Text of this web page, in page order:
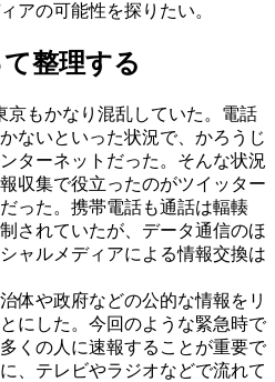
アの可能性を探りたい。
整理する
もかなり混乱していた。電話
ないといった状況で、かろうじ
ターネットだった。そんな状況
収集で役立ったのがツイッター
った。携帯電話も通話は輻輳
されていたが、データ通信のほ
ャルメディアによる情報交換は
体や政府などの公的な情報をリ
にした。今回のような緊急時で
くの人に速報することが重要で
、テレビやラジオなどで流れて